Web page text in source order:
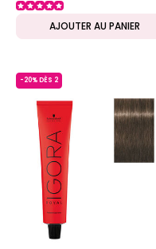
AJOUTER AU PANIER
-20% DÈS 2